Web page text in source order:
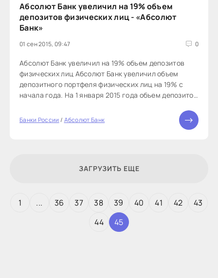
Абсолют Банк увеличил на 19% объем
депозитов физических лиц - «Абсолют
Банк»
01 сен 2015, 09:47 0
Абсолют Банк увеличил на 19% объем депозитов
физических лиц Абсолют Банк увеличил объем
депозитного портфеля физических лиц на 19% с
начала года. На 1 января 2015 года объем депозитов
Абсолют Частный Банк) составлял порядка 11 млрд
Банки России / Абсолют Банк
ЗАГРУЗИТЬ ЕЩЕ
1 ... 36 37 38 39 40 41 42
43
44
45